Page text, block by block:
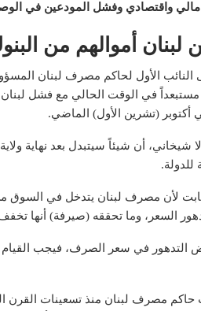
مالي واقتصادي وفشل المودعين في
أموالهم من
النائب الأول لحاكم مصرف لبنان
مستبعداً في الوقت الحالي مع فشل
(تشرين الأول) الماضي.
شيخاني، أن شيئاً سيتبدل بعد نهاية
للدولة.
لأن مصرف لبنان يتدخل في السوق
السعر، وما تحققه (صيرفة) أنها تخفف
التدهور في سعر الصرف، فيجب
(72 عاماً) منصب حاكم مصرف لبنان منذ